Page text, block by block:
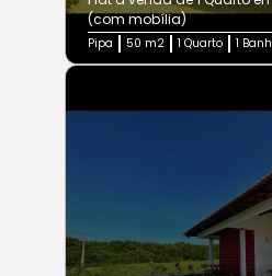
(com mobília)
Pipa 50 m2 1 Quarto 1